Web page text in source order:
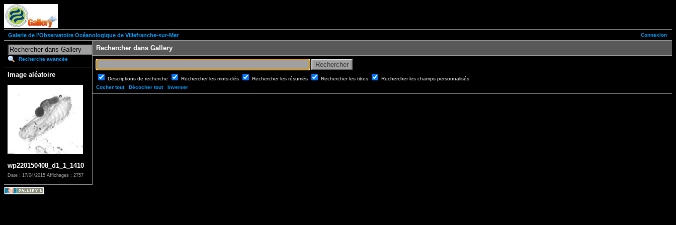
Connexion
Galerie de l'Observatoire Océanologique de Villefranche-sur-Mer
Recherche avancée
Image aléatoire
wp220150408_d1_1_1410
Date : 17/04/2015 Affichages : 2757
Rechercher dans Gallery
Descriptions de recherche Rechercher les mots-clés Rechercher les résumés Rechercher les titres
Rechercher les champs personnalisés
Cocher tout
Décocher tout Inverser